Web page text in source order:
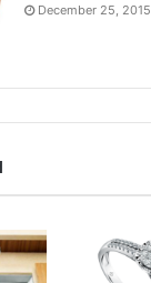
December 25, 2015